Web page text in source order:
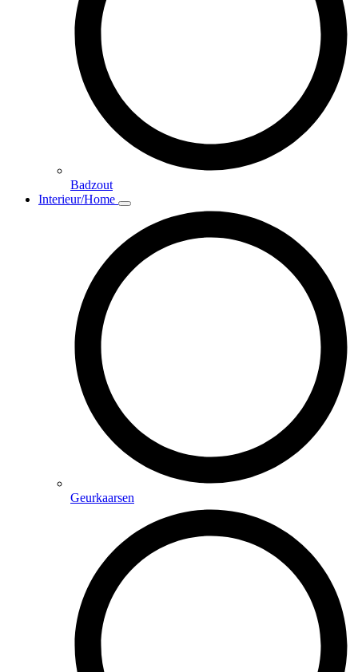
Badzout
Interieur/Home
Geurkaarsen